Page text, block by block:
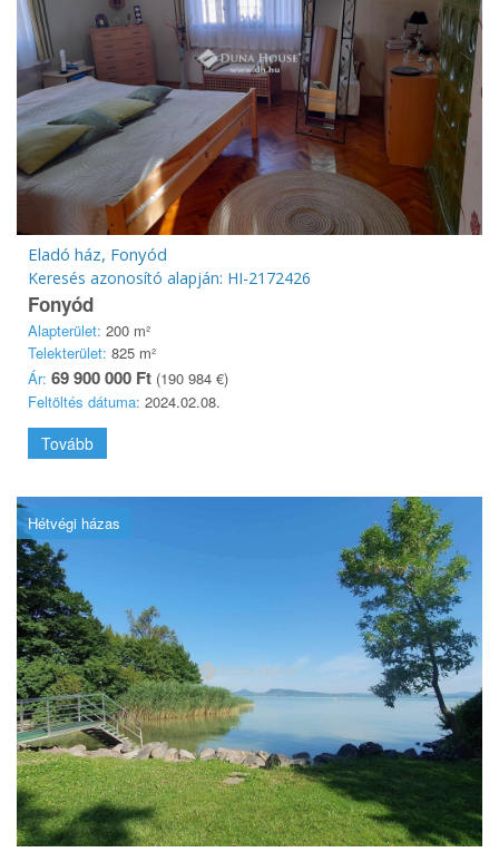
Eladó ház, Fonyód
Keresés azonosító alapján: HI-2172426
Fonyód
Alapterület: 200 m²
Telekterület: 825 m²
Ár: 69 900 000 Ft (190 984 €)
Feltöltés dátuma: 2024.02.08.
Tovább
Hétvégi házas